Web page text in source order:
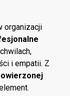
organizacji
i empatii. Z